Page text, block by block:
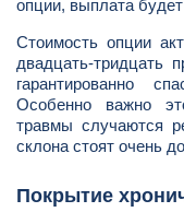
опции, выплата
Стоимость опции
двадцать-тридцать
гарантированно
Особенно важно
травмы случаются
склона стоят очень
Покрытие